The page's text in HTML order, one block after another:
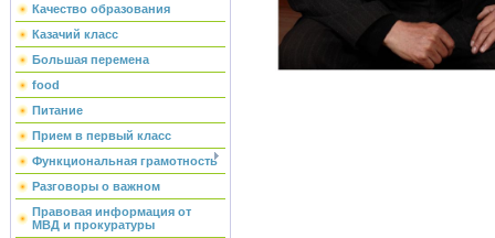
Качество образования
Казачий класс
Большая перемена
food
Питание
Прием в первый класс
Функциональная грамотность
Разговоры о важном
Правовая информация от
МВД и прокуратуры